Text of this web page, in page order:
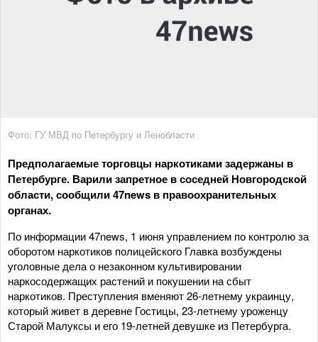
Фото: ГУ МВД по Петербургу и Ленобласти
Предполагаемые торговцы наркотиками задержаны в
Петербурге. Варили запретное в соседней Новгородской
области, сообщили 47news в правоохранительных
органах.
По информации 47news, 1 июня управлением по контролю за
оборотом наркотиков полицейского Главка возбуждены
уголовные дела о незаконном культивировании
наркосодержащих растений и покушении на сбыт
наркотиков. Преступления вменяют 26-летнему украинцу,
который живет в деревне Гостицы, 23-летнему уроженцу
Старой Малуксы и его 19-летней девушке из Петербурга.